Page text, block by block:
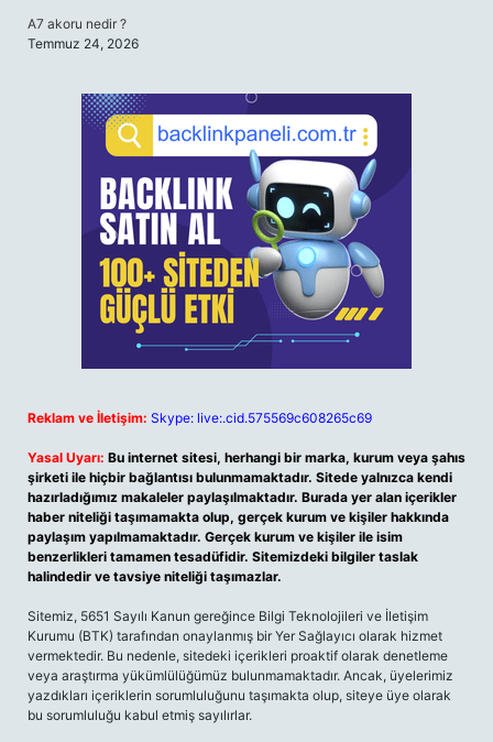
A7 akoru nedir ?
Temmuz 24, 2026
Reklam ve İletişim: Skype: live:.cid.575569c608265c69
Yasal Uyarı: Bu internet sitesi, herhangi bir marka, kurum veya şahıs
şirketi ile hiçbir bağlantısı bulunmamaktadır. Sitede yalnızca kendi
hazırladığımız makaleler paylaşılmaktadır. Burada yer alan içerikler
haber niteliği taşımamakta olup, gerçek kurum ve kişiler hakkında
paylaşım yapılmamaktadır. Gerçek kurum ve kişiler ile isim
benzerlikleri tamamen tesadüfidir. Sitemizdeki bilgiler taslak
halindedir ve tavsiye niteliği taşımazlar.
Sitemiz, 5651 Sayılı Kanun gereğince Bilgi Teknolojileri ve İletişim
Kurumu (BTK) tarafından onaylanmış bir Yer Sağlayıcı olarak hizmet
vermektedir. Bu nedenle, sitedeki içerikleri proaktif olarak denetleme
veya araştırma yükümlülüğümüz bulunmamaktadır. Ancak, üyelerimiz
yazdıkları içeriklerin sorumluluğunu taşımakta olup, siteye üye olarak
bu sorumluluğu kabul etmiş sayılırlar.